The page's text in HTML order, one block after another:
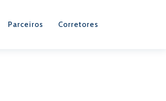
Parceiros Corretores